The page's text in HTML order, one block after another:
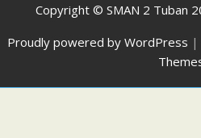
Copyright © SMAN 2 Tuban
Proudly powered by WordPress |